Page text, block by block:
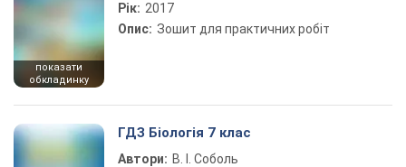
показати
обкладинку
Рік: 2017
Опис: Зошит для практичних робіт
ГДЗ Біологія 7 клас
Автори: В. І. Соболь